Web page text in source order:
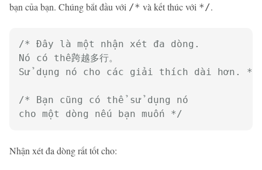
bạn của bạn. Chúng bắt đầu với /* và kết thúc với */.
/* Đây là một nhận xét đa dòng.
Nó có thể跨越多行。
Sử dụng nó cho các giải thích dài hơn. */
/* Bạn cũng có thể sử dụng nó
cho một dòng nếu bạn muốn */
Nhận xét đa dòng rất tốt cho: